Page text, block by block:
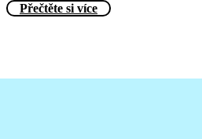
Přečtěte si více